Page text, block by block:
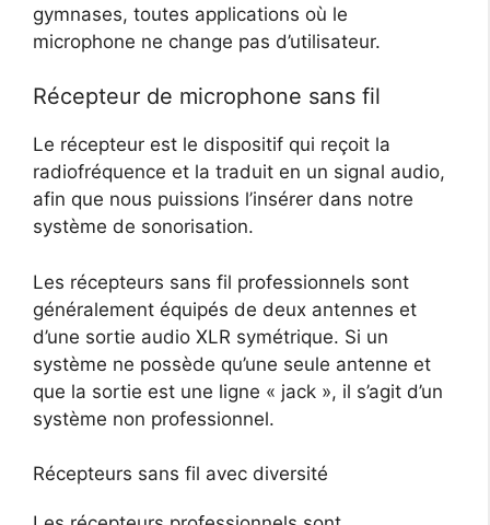
gymnases, toutes applications où le
microphone ne change pas d’utilisateur.
Récepteur de microphone sans fil
Le récepteur est le dispositif qui reçoit la
radiofréquence et la traduit en un signal audio,
afin que nous puissions l’insérer dans notre
système de sonorisation.
Les récepteurs sans fil professionnels sont
généralement équipés de deux antennes et
d’une sortie audio XLR symétrique. Si un
système ne possède qu’une seule antenne et
que la sortie est une ligne « jack », il s’agit d’un
système non professionnel.
Récepteurs sans fil avec diversité